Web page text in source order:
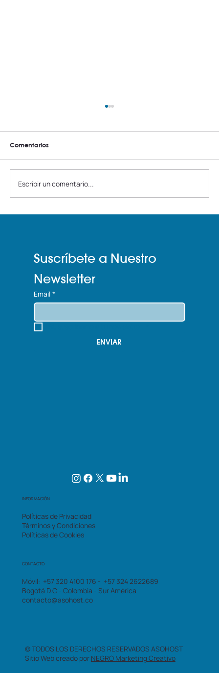
Comentarios
Escribir un comentario...
Suscríbete a Nuestro
Newsletter
Email *
ENVIAR
INFORMACIÓN
Políticas de Privacidad
Términos y Condiciones
Políticas de Cookies
CONTACTO
Móvil: +57 320 4100 176 - +57 324 2622689
Bogotá D.C - Colombia - Sur América
contacto@asohost.co
© TODOS LOS DERECHOS RESERVADOS ASOHOST
Sitio Web creado por NEGRO Marketing Creativo